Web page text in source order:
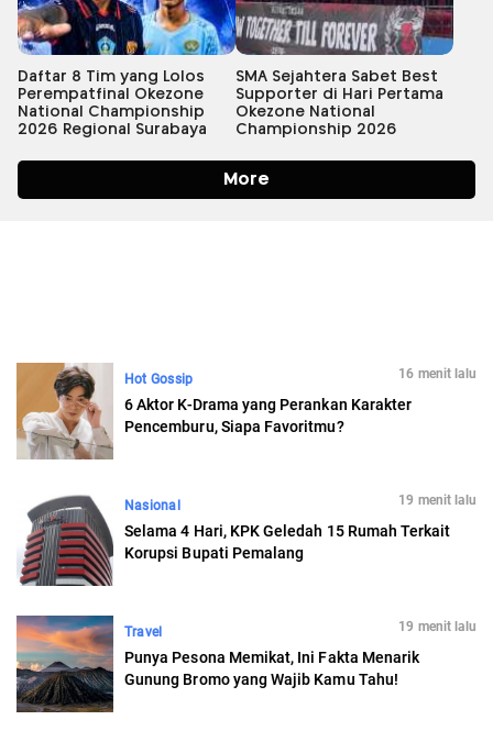
Hot Gossip 16 menit lalu
6 Aktor K-Drama yang Perankan Karakter
Pencemburu, Siapa Favoritmu?
Nasional 19 menit lalu
Selama 4 Hari, KPK Geledah 15 Rumah Terkait
Korupsi Bupati Pemalang
Travel 19 menit lalu
Punya Pesona Memikat, Ini Fakta Menarik
Gunung Bromo yang Wajib Kamu Tahu!